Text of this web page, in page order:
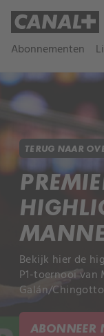
Abonnementen
TERUG NAAR
Bekijk hier de
P1-toernooi van
Galán/
ABONNEER